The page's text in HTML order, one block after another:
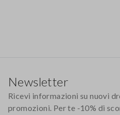
Newsletter
Ricevi informazioni su nuovi
promozioni. Per te -10% di